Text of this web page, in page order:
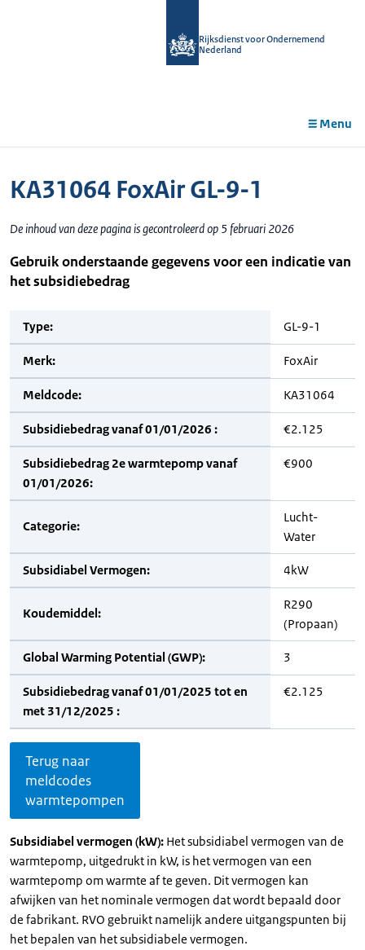
Rijksdienst voor Ondernemend
Nederland
Menu
KA31064 FoxAir GL-9-1
De inhoud van deze pagina is gecontroleerd op 5 februari 2026
Gebruik onderstaande gegevens voor een indicatie van
het subsidiebedrag
Type: GL-9-1
Merk: FoxAir
Meldcode: KA31064
Subsidiebedrag vanaf 01/01/2026 : €2.125
Subsidiebedrag 2e warmtepomp vanaf
01/01/2026:
€900
Categorie:
Lucht-
Water
Subsidiabel Vermogen: 4kW
Koudemiddel:
R290
(Propaan)
Global Warming Potential (GWP): 3
Subsidiebedrag vanaf 01/01/2025 tot en
met 31/12/2025 :
€2.125
Terug naar
meldcodes
warmtepompen
Subsidiabel vermogen (kW): Het subsidiabel vermogen van de
warmtepomp, uitgedrukt in kW, is het vermogen van een
warmtepomp om warmte af te geven. Dit vermogen kan
afwijken van het nominale vermogen dat wordt bepaald door
de fabrikant. RVO gebruikt namelijk andere uitgangspunten bij
het bepalen van het subsidiabele vermogen.